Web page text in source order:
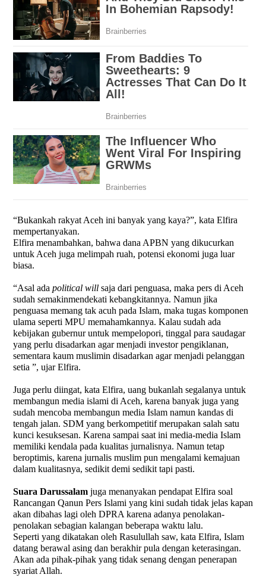
“Bukankah rakyat Aceh ini banyak yang kaya?”, kata Elfira
mempertanyakan.
Elfira menambahkan, bahwa dana APBN yang dikucurkan
untuk Aceh juga melimpah ruah, potensi ekonomi juga luar
biasa.
“Asal ada political will saja dari penguasa, maka pers di Aceh
sudah semakinmendekati kebangkitannya. Namun jika
penguasa memang tak acuh pada Islam, maka tugas komponen
ulama seperti MPU memahamkannya. Kalau sudah ada
kebijakan gubernur untuk mempelopori, tinggal para saudagar
yang perlu disadarkan agar menjadi investor pengiklanan,
sementara kaum muslimin disadarkan agar menjadi pelanggan
setia ”, ujar Elfira.
Juga perlu diingat, kata Elfira, uang bukanlah segalanya untuk
membangun media islami di Aceh, karena banyak juga yang
sudah mencoba membangun media Islam namun kandas di
tengah jalan. SDM yang berkompetitif merupakan salah satu
kunci kesuksesan. Karena sampai saat ini media-media Islam
memiliki kendala pada kualitas jurnalisnya. Namun tetap
beroptimis, karena jurnalis muslim pun mengalami kemajuan
dalam kualitasnya, sedikit demi sedikit tapi pasti.
Suara Darussalam juga menanyakan pendapat Elfira soal
Rancangan Qanun Pers Islami yang kini sudah tidak jelas kapan
akan dibahas lagi oleh DPRA karena adanya penolakan-
penolakan sebagian kalangan beberapa waktu lalu.
Seperti yang dikatakan oleh Rasulullah saw, kata Elfira, Islam
datang berawal asing dan berakhir pula dengan keterasingan.
Akan ada pihak-pihak yang tidak senang dengan penerapan
syariat Allah.